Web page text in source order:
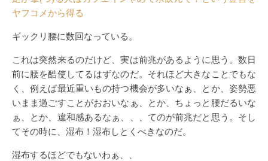
ヤフコメから得る
ギックリ腰に数回なっている。
これは突然来るのだけど、実は前兆があるように思う。数日
前に腰を酷使してるはずなのだ。それほど大きなことでもな
く、例えば最近重いもの持つ機会が多いなぁ、とか、姿勢悪
いまま過ごすことがおおいなぁ、とか、ちょっと腰だるいな
ぁ、とか、違和感あるなぁ、、、てのが前兆だと思う。そし
てその時に、湿布！湿布しとくべきなのだ。
湿布するほどでもないわぁ、、